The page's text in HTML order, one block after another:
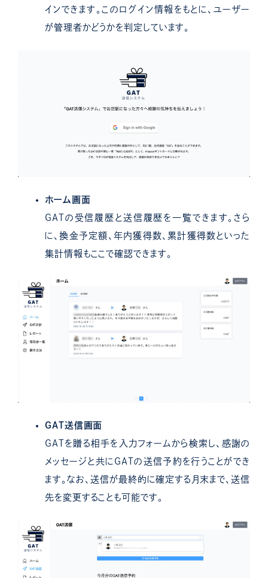
インできます。このログイン情報をもとに、ユーザー
が管理者かどうかを判定しています。
ホーム画面
GATの受信履歴と送信履歴を一覧できます。さら
に、換金予定額、年内獲得数、累計獲得数といった
集計情報もここで確認できます。
GAT送信画面
GATを贈る相手を入力フォームから検索し、感謝の
メッセージと共にGATの送信予約を行うことができ
ます。なお、送信が最終的に確定する月末まで、送信
先を変更することも可能です。